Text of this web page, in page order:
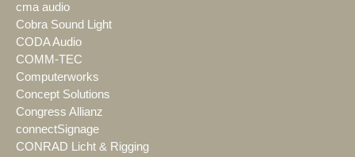
cma audio
Cobra Sound Light
CODA Audio
COMM-TEC
Computerworks
Concept Solutions
Congress Allianz
connectSignage
CONRAD Licht & Rigging